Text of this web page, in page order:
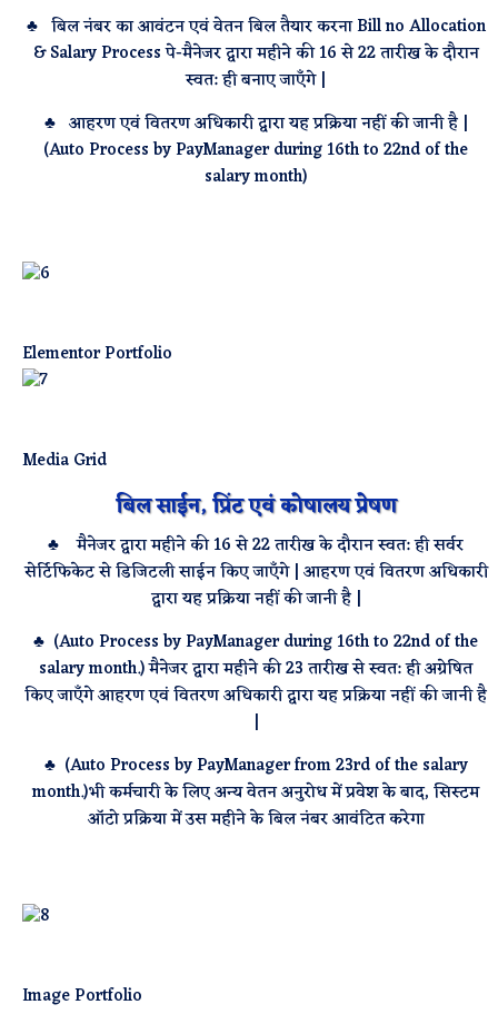
♣ बिल नंबर का आवंटन एवं वेतन बिल तैयार करना Bill no Allocation
& Salary Process पे-मैनेजर द्वारा महीने की 16 से 22 तारीख के दौरान
स्वत: ही बनाए जाएँगे |
♣ आहरण एवं वितरण अधिकारी द्वारा यह प्रक्रिया नहीं की जानी है |
(Auto Process by PayManager during 16th to 22nd of the
salary month)
Elementor Portfolio
Media Grid
बिल साईन, प्रिंट एवं कोषालय प्रेषण
♣ मैनेजर द्वारा महीने की 16 से 22 तारीख के दौरान स्वत: ही सर्वर
सेर्टिफिकेट से डिजिटली साईन किए जाएँगे | आहरण एवं वितरण अधिकारी
द्वारा यह प्रक्रिया नहीं की जानी है |
♣ (Auto Process by PayManager during 16th to 22nd of the
salary month.) मैनेजर द्वारा महीने की 23 तारीख से स्वत: ही अग्रेषित
किए जाएँगे आहरण एवं वितरण अधिकारी द्वारा यह प्रक्रिया नहीं की जानी है
|
♣ (Auto Process by PayManager from 23rd of the salary
month.)भी कर्मचारी के लिए अन्य वेतन अनुरोध में प्रवेश के बाद, सिस्टम
ऑटो प्रक्रिया में उस महीने के बिल नंबर आवंटित करेगा
Image Portfolio